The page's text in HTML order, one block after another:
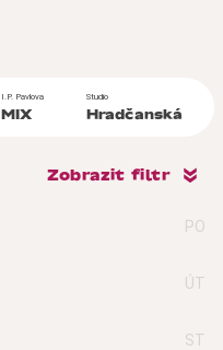
I.P. Pavlova
MIX
Studio
Hradčanská
Zobrazit filtr
PO
ÚT
ST